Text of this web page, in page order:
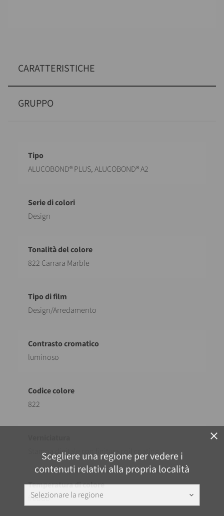
close
Scegliere una regione per vedere i
contenuti relativi alla propria località
Selezionare la regione keyboard_arrow_down
CARATTERISTICHE
GRUPPO
Descrizione
ALUCOBOND® PLUS, ALUCOBOND® A2
Design
822 Carrara Marble
Design/Arredamento
luminoso
822
Stampa digitale con finitura coil coating
freddo